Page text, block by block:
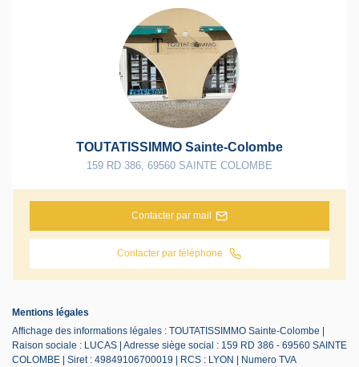
TOUTATISSIMMO Sainte-Colombe
159 RD 386 69560 SAINTE COLOMBE
Contacter par mail
Contacter par téléphone
Mentions légales
Affichage des informations légales : TOUTATISSIMMO Sainte-Colombe |
Raison sociale : LUCAS | Adresse siège social : 159 RD 386 - 69560 SAINTE
COLOMBE | Siret : 49849106700019 | RCS : LYON | Numero TVA